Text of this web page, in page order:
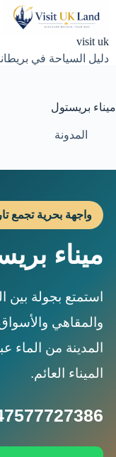
visit uk
دليل السياحة في
ميناء بريستول
المدونة
واجهة بحرية تجمع
ميناء
استمتع بجولة بين
والمقاهي
المدينة من الماء
الميناء العائم.